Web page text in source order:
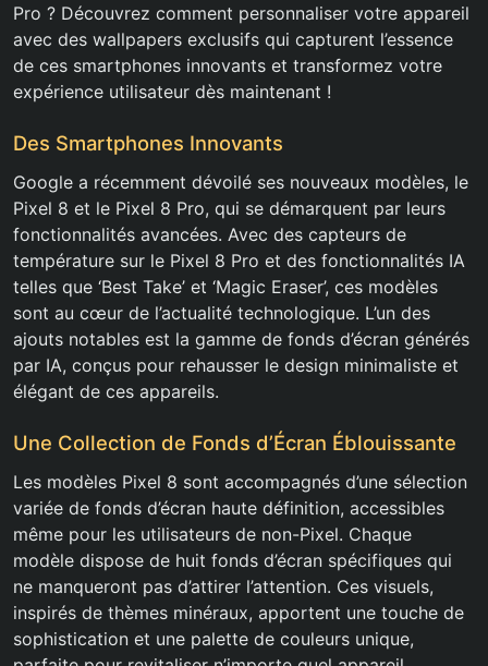
Pro ? Découvrez comment personnaliser votre appareil
avec des wallpapers exclusifs qui capturent l’essence
de ces smartphones innovants et transformez votre
expérience utilisateur dès maintenant !
Des Smartphones Innovants
Google a récemment dévoilé ses nouveaux modèles, le
Pixel 8 et le Pixel 8 Pro, qui se démarquent par leurs
fonctionnalités avancées. Avec des capteurs de
température sur le Pixel 8 Pro et des fonctionnalités IA
telles que ‘Best Take’ et ‘Magic Eraser’, ces modèles
sont au cœur de l’actualité technologique. L’un des
ajouts notables est la gamme de fonds d’écran générés
par IA, conçus pour rehausser le design minimaliste et
élégant de ces appareils.
Une Collection de Fonds d’Écran Éblouissante
Les modèles Pixel 8 sont accompagnés d’une sélection
variée de fonds d’écran haute définition, accessibles
même pour les utilisateurs de non-Pixel. Chaque
modèle dispose de huit fonds d’écran spécifiques qui
ne manqueront pas d’attirer l’attention. Ces visuels,
inspirés de thèmes minéraux, apportent une touche de
sophistication et une palette de couleurs unique,